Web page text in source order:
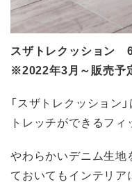
スザトレクッション
※2022年3月～販売予
「スザトレクッション
トレッチができるフィ
やわらかいデニム生
ておいてもインテリア